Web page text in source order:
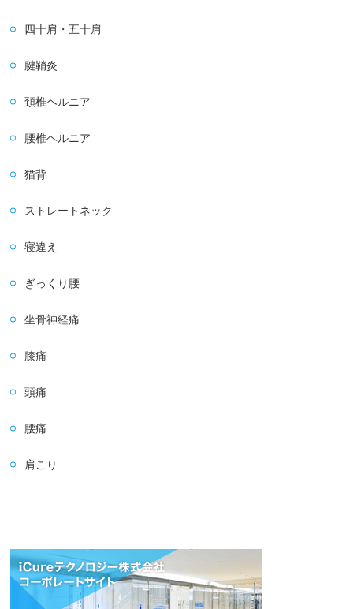
四十肩・五十肩
腱鞘炎
頚椎ヘルニア
腰椎ヘルニア
猫背
ストレートネック
寝違え
ぎっくり腰
坐骨神経痛
膝痛
頭痛
腰痛
肩こり